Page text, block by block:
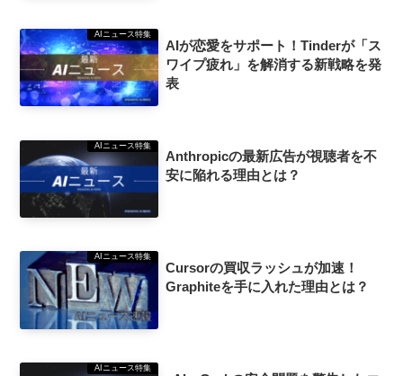
AIニュース特集
AIが恋愛をサポート！Tinderが「ス
ワイプ疲れ」を解消する新戦略を発
表
AIニュース特集
Anthropicの最新広告が視聴者を不
安に陥れる理由とは？
AIニュース特集
Cursorの買収ラッシュが加速！
Graphiteを手に入れた理由とは？
AIニュース特集